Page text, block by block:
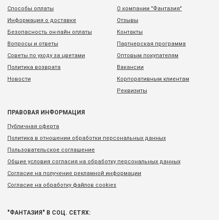
Способы оплаты
Информация о доставке
Безопасность он-лайн оплаты
Вопросы и ответы
Советы по уходу за цветами
Политика возврата
Новости
О компании "Фантазия"
Отзывы
Контакты
Партнерская программа
Оптовым покупателям
Вакансии
Корпоративным клиентам
Реквизиты
ПРАВОВАЯ ИНФОРМАЦИЯ
Публичная оферта
Политика в отношении обработки персональных данных
Пользовательское соглашение
Общие условия согласия на обработку персональных данных
Согласие на получение рекламной информации
Согласие на обработку файлов cookies
"ФАНТАЗИЯ" В СОЦ. СЕТЯХ: